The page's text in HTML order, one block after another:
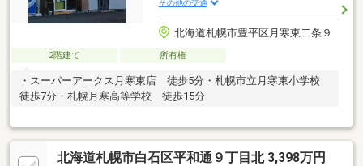
その他の交通
北海道札幌市豊平区月寒東二条９
2階建て 所有権
・スーパーアークス月寒東店 徒歩5分・札幌市立月寒東小学校
徒歩7分・札幌月寒高等学校 徒歩15分
北海道札幌市白石区平和通９丁目北 3,398万円